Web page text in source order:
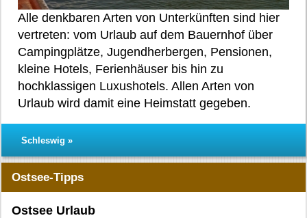
Alle denkbaren Arten von Unterkünften sind hier
vertreten: vom Urlaub auf dem Bauernhof über
Campingplätze, Jugendherbergen, Pensionen,
kleine Hotels, Ferienhäuser bis hin zu
hochklassigen Luxushotels. Allen Arten von
Urlaub wird damit eine Heimstatt gegeben.
Schleswig »
Ostsee-Tipps
Ostsee Urlaub